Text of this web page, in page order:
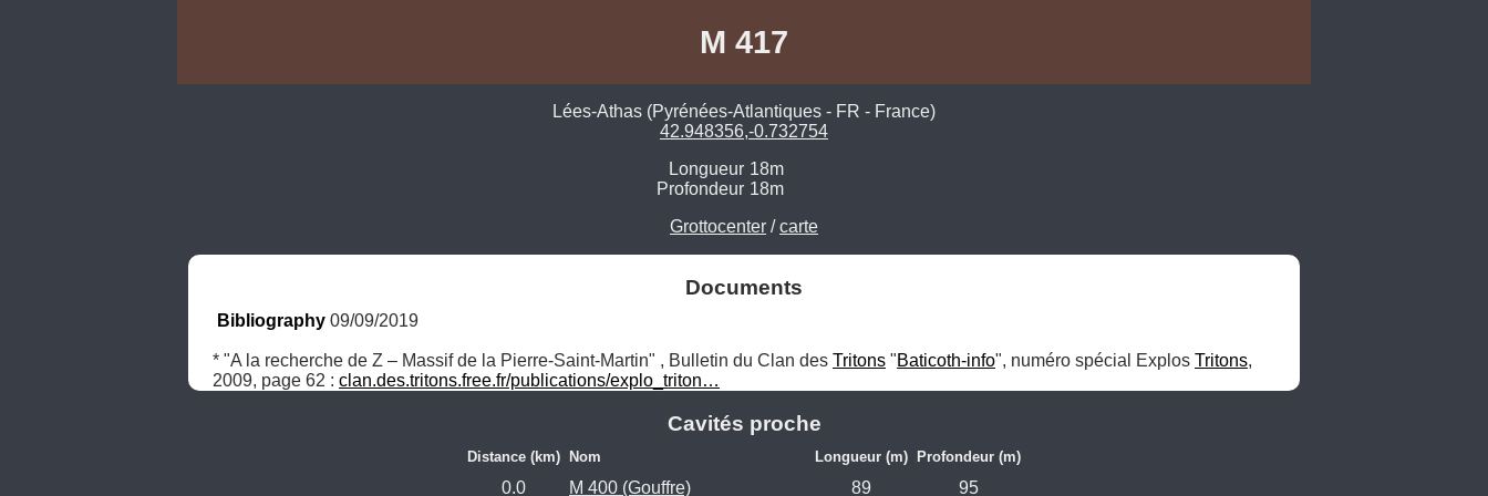
M 417
Lées-Athas (Pyrénées-Atlantiques - FR - France)
42.948356,-0.732754
Longueur 18m
Profondeur 18m
Grottocenter /carte
Documents
Bibliography 09/09/2019
* "A la recherche de Z – Massif de la Pierre-Saint-Martin" , Bulletin du Clan des Tritons "Baticoth-info", numéro spécial Explos Tritons,
2009, page 62 : clan.des.tritons.free.fr/publications/explo_triton…
Cavités proche
Distance (km) Nom Longueur (m) Profondeur (m)
0.0 M 400 (Gouffre) 89
95